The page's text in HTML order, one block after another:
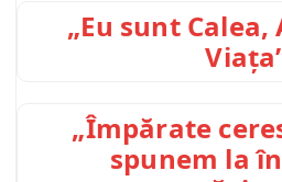
„Eu sunt
„Împărate
spunem la